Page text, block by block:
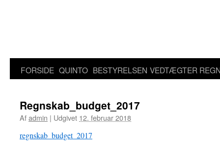
FORSIDE QUINTO BESTYRELSEN VEDTÆGTER
Regnskab_budget_2017
Afadmin | Udgivet 12. februar 2018
regnskab_budget_2017